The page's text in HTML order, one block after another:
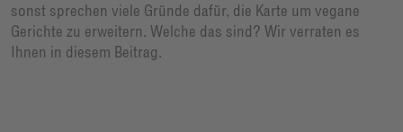
sonst sprechen viele Gründe dafür, die Karte um vegane
Gerichte zu erweitern. Welche das sind? Wir verraten es
Ihnen in diesem Beitrag.